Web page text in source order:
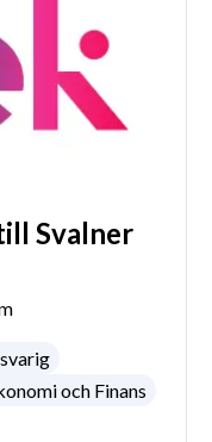
Svalner
och Finans